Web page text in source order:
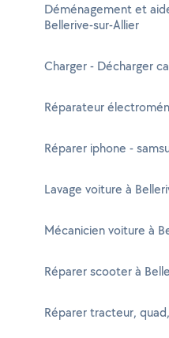
Déménagement et
Bellerive-sur-Allier
Charger - Décharger
Réparateur
Réparer iphone -
Lavage voiture à
Mécanicien voiture à
Réparer scooter à
Réparer tracteur,